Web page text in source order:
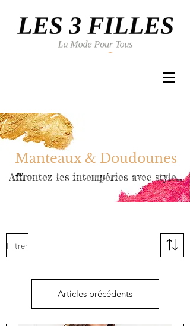
Se connecter
Manteaux & Doudounes
Affrontez les intempéries avec style...
Filtrer
Articles précédents